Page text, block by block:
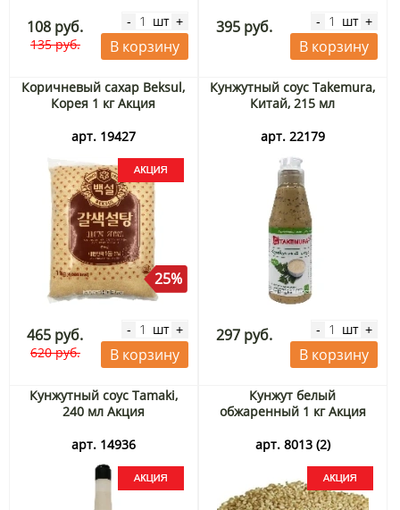
108 руб.
135 руб.
- шт +
В корзину
395 руб. - шт +
В корзину
Коричневый сахар Beksul,
Корея 1 кг Акция
арт. 19427
25%
465 руб.
620 руб.
- шт +
В корзину
Кунжутный соус Takemura,
Китай, 215 мл
арт. 22179
297 руб. - шт +
В корзину
Кунжутный соус Tamaki,
240 мл Акция
арт. 14936
Кунжут белый
обжаренный 1 кг Акция
арт. 8013 (2)